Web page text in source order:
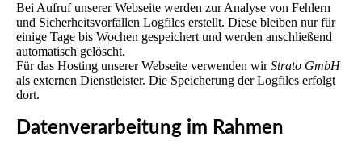
Bei Aufruf unserer Webseite werden zur Analyse von Fehlern
und Sicherheitsvorfällen Logfiles erstellt. Diese bleiben nur für
einige Tage bis Wochen gespeichert und werden anschließend
automatisch gelöscht.
Für das Hosting unserer Webseite verwenden wirStrato GmbH
als externen Dienstleister. Die Speicherung der Logfiles erfolgt
dort.
Datenverarbeitung im Rahmen